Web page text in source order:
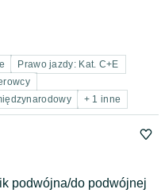
Prawo jazdy: Kat. C+E
+ 1 inne
podwójna/do podwójnej